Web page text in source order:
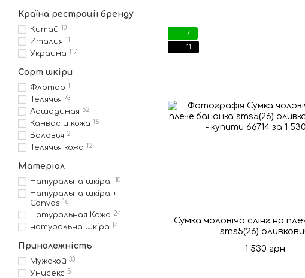
7
11
Сумка чоловіча слінг на
sms5(26)
1 530 грн
Країна рестрації бренду
Китай 10
Италия 11
Украина 117
Сорт шкіри
Флотар 1
Телячья 73
Лошадиная 52
Канвас и кожа 16
Воловья 2
Телячья кожа 12
Матеріал
Натуральна шкіра 110
Натуральна шкіра +
Canvas 16
Натуральная Кожа 24
натуральна шкіра 14
Приналежність
Мужской 33
Унисекс 5